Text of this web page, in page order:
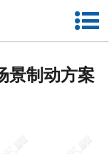
景制动方案